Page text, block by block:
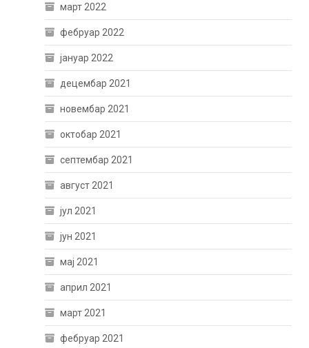
март 2022
фебруар 2022
јануар 2022
децембар 2021
новембар 2021
октобар 2021
септембар 2021
август 2021
јул 2021
јун 2021
мај 2021
април 2021
март 2021
фебруар 2021